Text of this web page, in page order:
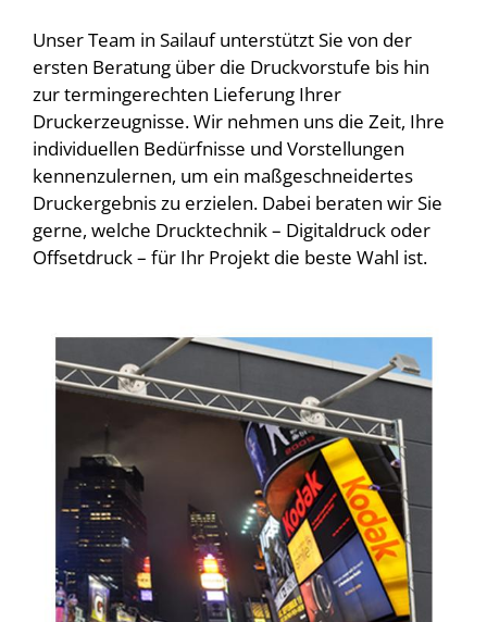
Unser Team in Sailauf unterstützt Sie von der
ersten Beratung über die Druckvorstufe bis hin
zur termingerechten Lieferung Ihrer
Druckerzeugnisse. Wir nehmen uns die Zeit, Ihre
individuellen Bedürfnisse und Vorstellungen
kennenzulernen, um ein maßgeschneidertes
Druckergebnis zu erzielen. Dabei beraten wir Sie
gerne, welche Drucktechnik – Digitaldruck oder
Offsetdruck – für Ihr Projekt die beste Wahl ist.